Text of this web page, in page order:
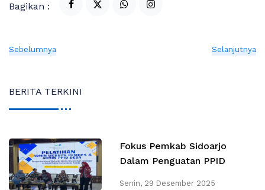
Bagikan :
Sebelumnya Selanjutnya
BERITA TERKINI
Fokus Pemkab Sidoarjo
Dalam Penguatan PPID
Senin, 29 Desember 2025